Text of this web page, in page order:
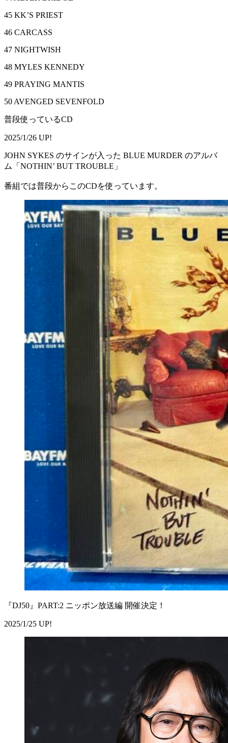
45 KK’S PRIEST
46 CARCASS
47 NIGHTWISH
48 MYLES KENNEDY
49 PRAYING MANTIS
50 AVENGED SEVENFOLD
普段使っているCD
2025/1/26 UP!
JOHN SYKES のサインが入った BLUE MURDER のアルバ
ム「NOTHIN’ BUT TROUBLE」
番組では普段からこのCDを使っています。
『DJ50』PART:2 ニッポン放送編 開催決定！
2025/1/25 UP!